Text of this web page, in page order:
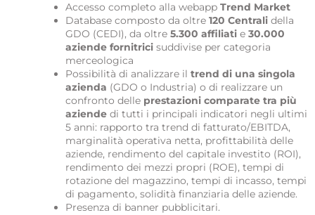
Accesso completo alla webapp Trend Market
Database composto da oltre 120 Centrali della
GDO (CEDI), da oltre 5.300 affiliati e 30.000
aziende fornitrici suddivise per categoria
merceologica
Possibilità di analizzare il trend di una singola
azienda (GDO o Industria) o di realizzare un
confronto delle prestazioni comparate tra più
aziende di tutti i principali indicatori negli ultimi
5 anni: rapporto tra trend di fatturato/EBITDA,
marginalità operativa netta, profittabilità delle
aziende, rendimento del capitale investito (ROI),
rendimento dei mezzi propri (ROE), tempi di
rotazione del magazzino, tempi di incasso, tempi
di pagamento, solidità finanziaria delle aziende.
Presenza di banner pubblicitari.